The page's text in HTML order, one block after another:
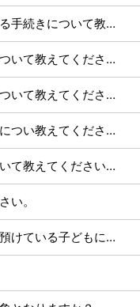
住所が変わったときの児童手当に関する手続きについて教えてください。
児童手当が増額されるときの手続きについて教えてください。
児童手当が減額されるときの手続きについて教えてください。
児童手当の支給が終わるときの手続きについ教えてください。
児童手当の振込口座変更の手続きについて教えてください。
い。
施設に入所している子どもや、里親に預けている子どもについての児童手当を受け取ることはできますか？